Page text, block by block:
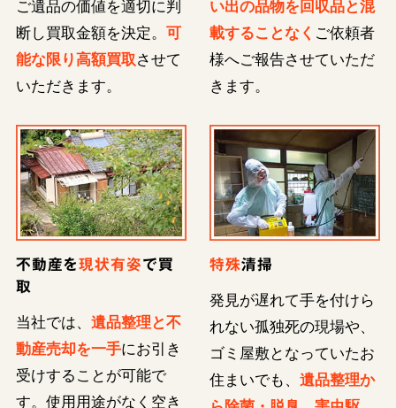
ご遺品の価値を適切に判
断し買取金額を決定。 可
能な限り高額買取させて
いただきます。
い出の品物を回収品と混
載することなく ご依頼者
様へご報告させていただ
きます。
不動産を現状有姿で買
取
当社では、 遺品整理と不
動産売却を一手にお引き
受けすることが可能で
す。使用用途がなく空き
特殊清掃
発見が遅れて手を付けら
れない孤独死の現場や、
ゴミ屋敷となっていたお
住まいでも、 遺品整理か